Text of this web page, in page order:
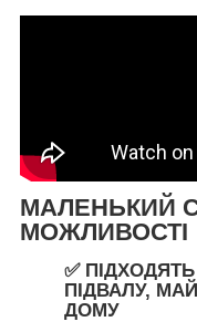
МАЛЕНЬКИЙ
МОЖЛИВОСТІ
✅ ПІДХОДЯТЬ
ПІДВАЛУ,
ДОМУ